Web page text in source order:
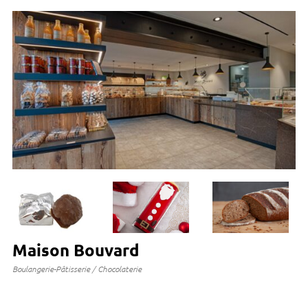
Maison Bouvard
Boulangerie-Pâtisserie / Chocolaterie